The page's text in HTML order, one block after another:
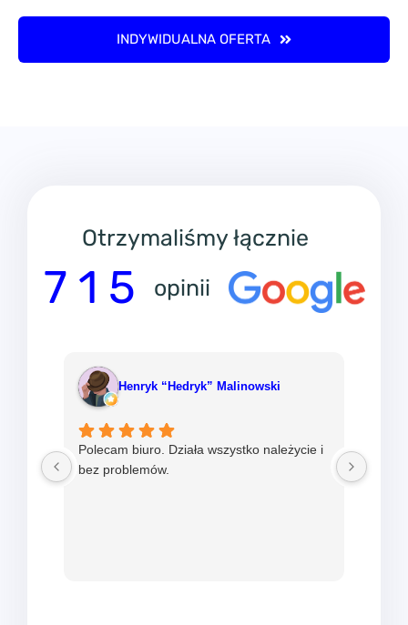
INDYWIDUALNA OFERTA
Otrzymaliśmy łącznie
7 1 5 opinii
Henryk “Hedryk” Malinowski
Polecam biuro. Działa wszystko należycie i
bez problemów.